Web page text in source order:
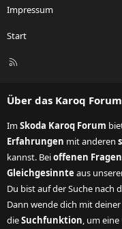
Impressum
Start
R
Über das Karoq Forum
ImSkoda Karoq Forum
Erfahrungen mit anderen
kannst. Beioffenen Fragen
Gleichgesinnte aus
Du bist auf der Suche nach
Dann wende dich mit deiner
dieSuchfunktion, um